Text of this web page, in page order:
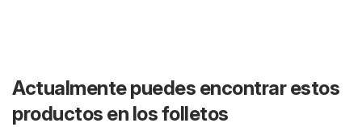
Actualmente puedes encontrar estos
productos en los folletos